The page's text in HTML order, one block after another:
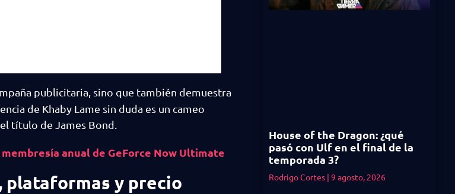
publicitaria, sino que también demuestra
de Khaby Lame sin duda es un cameo
título de James Bond.
anual de GeForce Now Ultimate
plataformas y precio
House of the Dragon: ¿qué
pasó con Ulf en el final de la
temporada 3?
Rodrigo Cortes 9 agosto, 2026